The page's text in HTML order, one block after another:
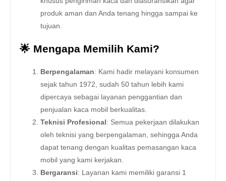
produk aman dan Anda tenang hingga sampai ke
tujuan.
🌟 Mengapa Memilih Kami?
Berpengalaman: Kami hadir melayani konsumen
sejak tahun 1972, sudah 50 tahun lebih kami
dipercaya sebagai layanan penggantian dan
penjualan kaca mobil berkualitas.
Teknisi Profesional : Semua pekerjaan dilakukan
oleh teknisi yang berpengalaman, sehingga Anda
dapat tenang dengan kualitas pemasangan kaca
mobil yang kami kerjakan.
Bergaransi: Layanan kami memiliki garansi 1